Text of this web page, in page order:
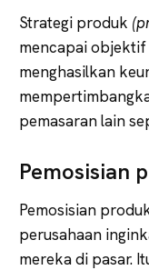
Strategi produk
mencapai
menghasilkan
pemasaran lain
Pemosisian
Pemosisian
perusahaan
mereka di pasar.